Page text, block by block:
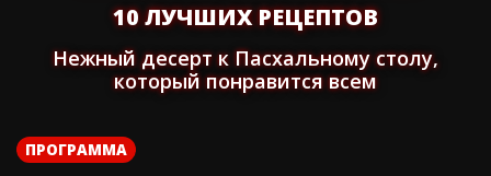
10 ЛУЧШИХ РЕЦЕПТОВ
Нежный десерт к Пасхальному столу,
который понравится всем
ПРОГРАММА